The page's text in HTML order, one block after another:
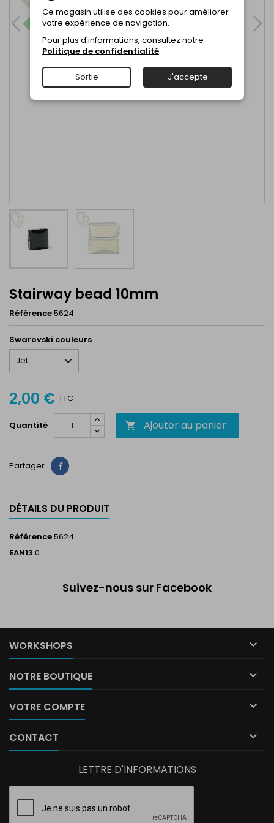
Stairway bead 10mm
Référence5624
Swarovski couleurs
2,00 € TTC
Quantité  Ajouter au panier
Partager Partager
DÉTAILS DU PRODUIT
Référence5624
EAN13 0
Suivez-nous sur Facebook
WORKSHOPS 
NOTRE BOUTIQUE 
VOTRE COMPTE 
CONTACT 
Ce magasin utilise des cookies pour améliorer
votre expérience de navigation.
Pour plus d'informations, consultez notre
Politique de confidentialité.
Sortie J'accepte
LETTRE D'INFORMATIONS